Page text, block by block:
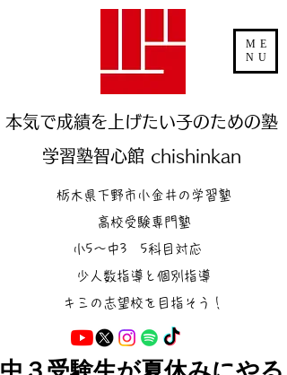
本気で成績を上げたい子のための塾
学習塾智心館 chishinkan
ME
NU
栃木県下野市小金井の学習塾
高校受験専門塾
小5～中3 5科目対応
少人数指導と個別指導
キミの志望校を目指そう！